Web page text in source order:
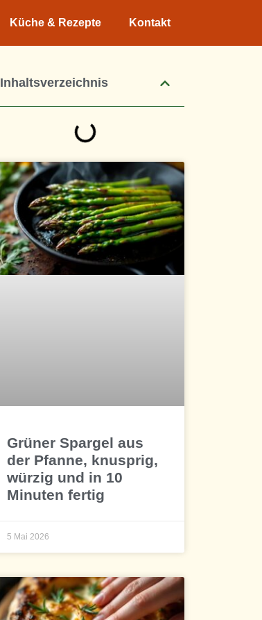
Küche & Rezepte Kontakt
Inhaltsverzeichnis
Grüner Spargel aus
der Pfanne, knusprig,
würzig und in 10
Minuten fertig
5 Mai 2026